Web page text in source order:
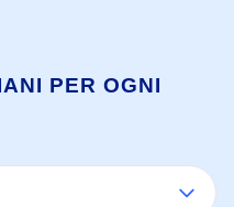
PER OGNI